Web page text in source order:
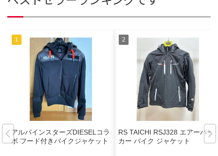
アルパインスターズDIESELコラ
ボ フード付きバイクジャケット
RS TAICHI RSJ328 エアーパー
カー バイク ジャケット